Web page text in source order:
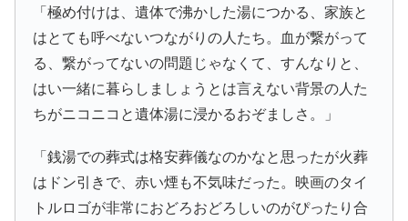
「極め付けは、遺体で沸かした湯につかる、家族と
はとても呼べないつながりの人たち。血が繋がって
る、繋がってないの問題じゃなくて、すんなりと、
はい一緒に暮らしましょうとは言えない背景の人た
ちがニコニコと遺体湯に浸かるおぞましさ。」
「銭湯での葬式は格安葬儀なのかなと思ったが火葬
はドン引きで、赤い煙も不気味だった。映画のタイ
トルロゴが非常におどろおどろしいのがぴったり合